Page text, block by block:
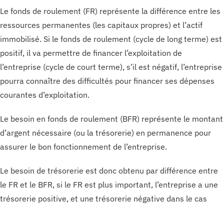
Le fonds de roulement (FR) représente la différence entre les
ressources permanentes (les capitaux propres) et l’actif
immobilisé. Si le fonds de roulement (cycle de long terme) est
positif, il va permettre de financer l’exploitation de
l’entreprise (cycle de court terme), s’il est négatif, l’entreprise
pourra connaître des difficultés pour financer ses dépenses
courantes d’exploitation.
Le besoin en fonds de roulement (BFR) représente le montant
d’argent nécessaire (ou la trésorerie) en permanence pour
assurer le bon fonctionnement de l’entreprise.
Le besoin de trésorerie est donc obtenu par différence entre
le FR et le BFR, si le FR est plus important, l’entreprise a une
trésorerie positive, et une trésorerie négative dans le cas